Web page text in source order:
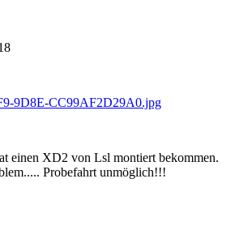
einen XD2 von Lsl montiert bekommen.
Probefahrt unmöglich!!!